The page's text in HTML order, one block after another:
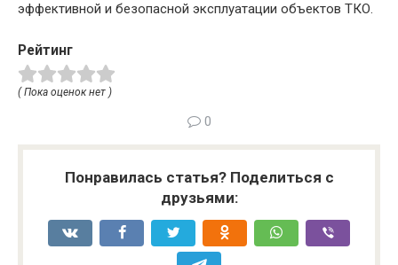
эффективной и безопасной эксплуатации объектов ТКО.
Рейтинг
( Пока оценок нет )
0
Понравилась статья? Поделиться с
друзьями: